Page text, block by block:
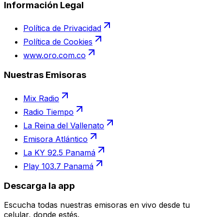
Información Legal
Política de Privacidad
Política de Cookies
www.oro.com.co
Nuestras Emisoras
Mix Radio
Radio Tiempo
La Reina del Vallenato
Emisora Atlántico
La KY 92.5 Panamá
Play 103.7 Panamá
Descarga la app
Escucha todas nuestras emisoras en vivo desde tu
celular, donde estés.